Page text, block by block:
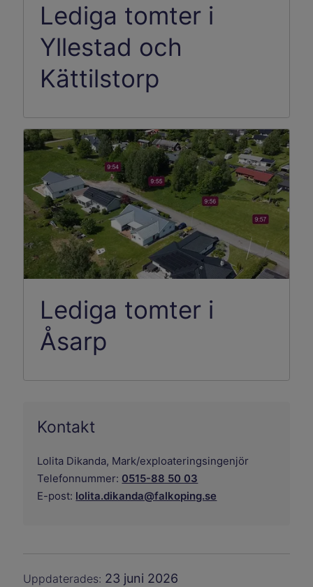
Lediga tomter i
Yllestad och
Kättilstorp
Lediga tomter i
Åsarp
Kontakt
Lolita Dikanda, Mark/exploateringsingenjör
Telefonnummer: 0515-88 50 03
E-post: lolita.dikanda@falkoping.se
Uppdaterades: 23 juni 2026